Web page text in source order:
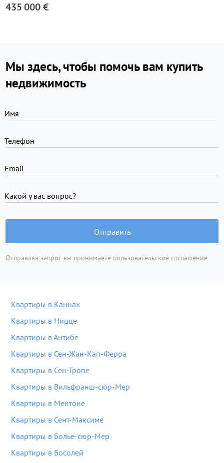
435 000 €
Мы здесь, чтобы помочь вам купить
недвижимость
Имя
Телефон
Email
Какой у вас вопрос?
Отправить
Отправляя запрос вы принимаете пользовательское соглашение
Квартиры в Каннах
Квартиры в Ницце
Квартиры в Антибе
Квартиры в Сен-Жан-Кап-Ферра
Квартиры в Сен-Тропе
Квартиры в Вильфранш-сюр-Мер
Квартиры в Ментоне
Квартиры в Сент-Максиме
Квартиры в Больё-сюр-Мер
Квартиры в Босолей